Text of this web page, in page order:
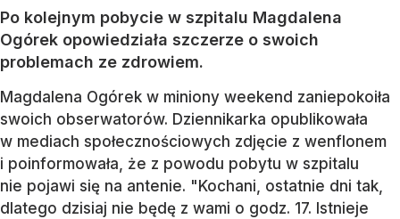
Po kolejnym pobycie w szpitalu Magdalena
Ogórek opowiedziała szczerze o swoich
problemach ze zdrowiem.
Magdalena Ogórek w miniony weekend zaniepokoiła
swoich obserwatorów. Dziennikarka opublikowała
w mediach społecznościowych zdjęcie z wenflonem
i poinformowała, że z powodu pobytu w szpitalu
nie pojawi się na antenie. "Kochani, ostatnie dni tak,
dlatego dzisiaj nie będę z wami o godz. 17. Istnieje